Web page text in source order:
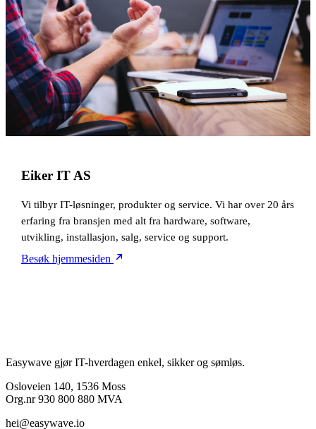
Eiker IT AS
Vi tilbyr IT-løsninger, produkter og service. Vi har over 20 års
erfaring fra bransjen med alt fra hardware, software,
utvikling, installasjon, salg, service og support.
Besøk hjemmesiden
Easywave gjør IT-hverdagen enkel, sikker og sømløs.
Osloveien 140, 1536 Moss
Org.nr 930 800 880 MVA
hei@easywave.io